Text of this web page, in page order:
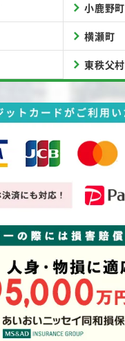
小鹿野町
横瀬町
東秩父村